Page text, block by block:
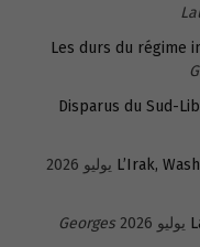
Les durs du régime
Disparus du Sud-
L’Irak,
Georges